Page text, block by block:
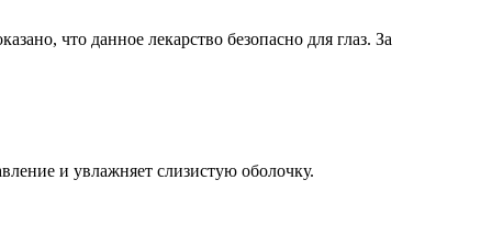
что данное лекарство безопасно для глаз. За
и увлажняет слизистую оболочку.